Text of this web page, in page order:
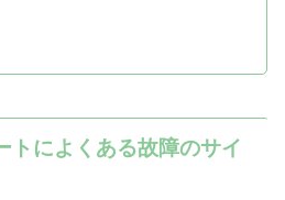
トによくある故障のサイ